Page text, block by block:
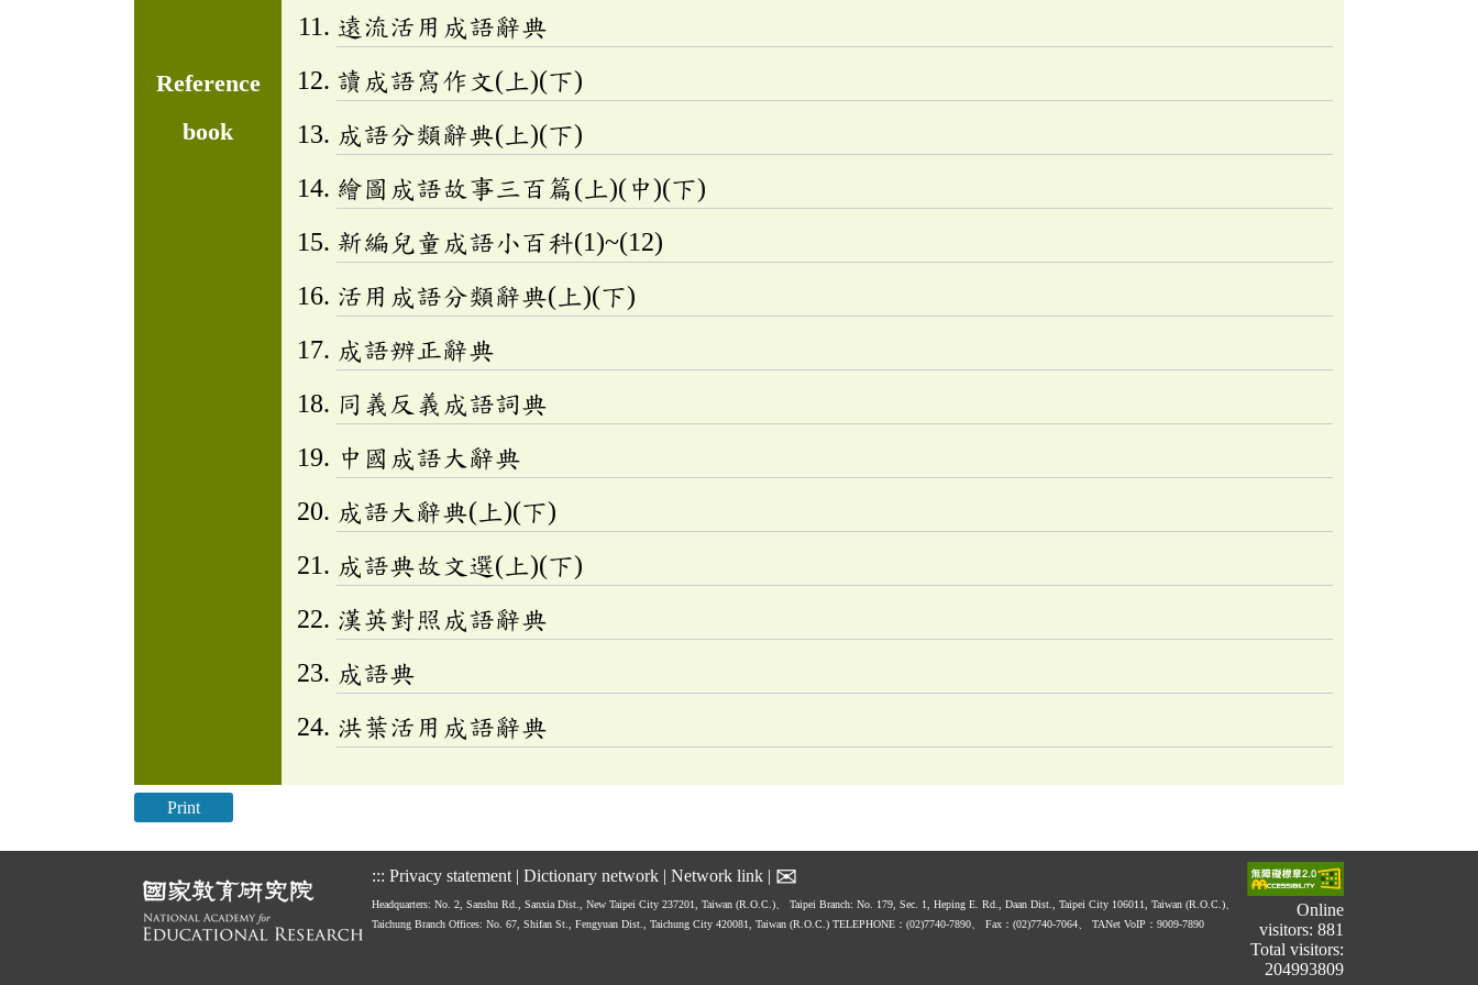
Reference
book
遠流活用成語辭典
讀成語寫作文(上)(下)
成語分類辭典(上)(下)
繪圖成語故事三百篇(上)(中)(下)
新編兒童成語小百科(1)~(12)
活用成語分類辭典(上)(下)
成語辨正辭典
同義反義成語詞典
中國成語大辭典
成語大辭典(上)(下)
成語典故文選(上)(下)
漢英對照成語辭典
成語典
洪葉活用成語辭典
Print
::: Privacy statement | Dictionary network | Network link | ✉
Headquarters: No. 2, Sanshu Rd., Sanxia Dist., New Taipei City 237201, Taiwan (R.O.C.)、
Taipei Branch: No. 179, Sec. 1, Heping E. Rd., Daan Dist., Taipei City 106011, Taiwan (R.O.C.)、
Taichung Branch Offices: No. 67, Shifan St., Fengyuan Dist., Taichung City 420081, Taiwan (R.O.C.) TELEPHONE：(02)7740-7890、 Fax：(02)7740-7064、 TANet VoIP：9009-7890
Online
visitors: 881
Total visitors:
204993809